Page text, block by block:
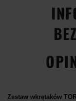
Zestaw wkrętaków